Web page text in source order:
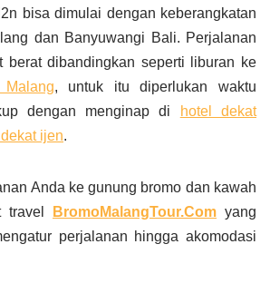
bisa dimulai dengan keberangkatan
dan Banyuwangi Bali. Perjalanan
berat dibandingkan seperti liburan ke
, untuk itu diperlukan waktu
dengan menginap di
hotel dekat
ijen.
Anda ke gunung bromo dan kawah
travel
BromoMalangTour.Com yang
perjalanan hingga akomodasi